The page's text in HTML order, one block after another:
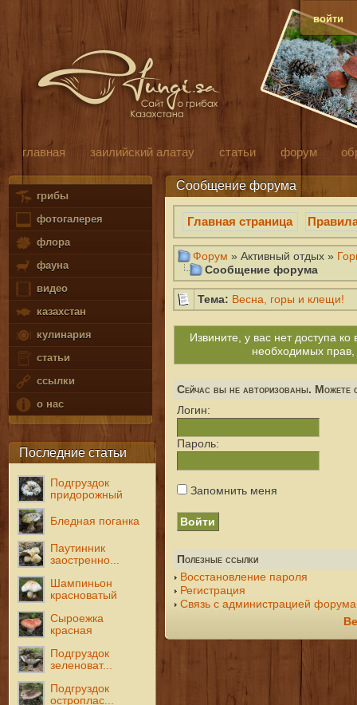
войти
главная заилийский алатау статьи форум
грибы
фотогалерея
флора
фауна
видео
казахстан
кулинария
статьи
ссылки
о нас
Последние статьи
Подгруздок
придорожный
Бледная поганка
Паутинник
заостренно...
Шампиньон
красноватый
Сыроежка
красная
Подгруздок
зеленоват...
Подгруздок
остроплас...
Сообщение форума
Главная страница
Форум » Активный отдых »
Сообщение форума
Тема: Весна, горы и клещи!
Извините, у вас нет доступа
необходимых прав,
Сейчас вы не авторизованы. Можете
Логин:
Пароль:
Запомнить меня
Полезные ссылки
Восстановление пароля
Регистрация
Связь с администрацией форума